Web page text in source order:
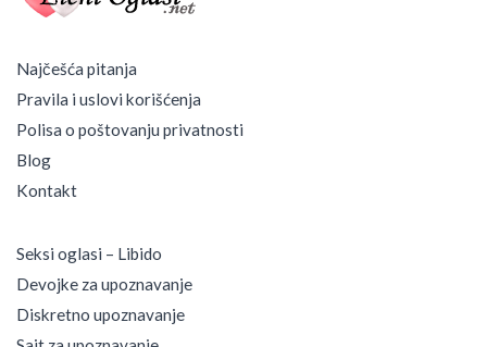
Najčešća pitanja
Pravila i uslovi korišćenja
Polisa o poštovanju privatnosti
Blog
Kontakt
Seksi oglasi – Libido
Devojke za upoznavanje
Diskretno upoznavanje